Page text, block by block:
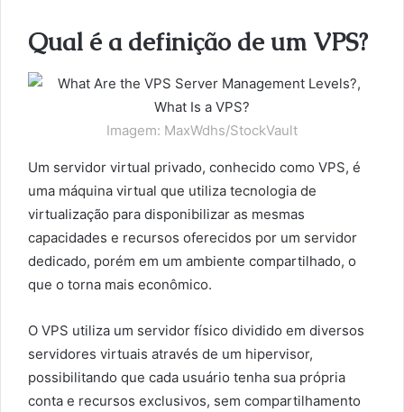
Qual é a definição de um VPS?
Imagem: MaxWdhs/StockVault
Um servidor virtual privado, conhecido como VPS, é
uma máquina virtual que utiliza tecnologia de
virtualização para disponibilizar as mesmas
capacidades e recursos oferecidos por um servidor
dedicado, porém em um ambiente compartilhado, o
que o torna mais econômico.
O VPS utiliza um servidor físico dividido em diversos
servidores virtuais através de um hipervisor,
possibilitando que cada usuário tenha sua própria
conta e recursos exclusivos, sem compartilhamento